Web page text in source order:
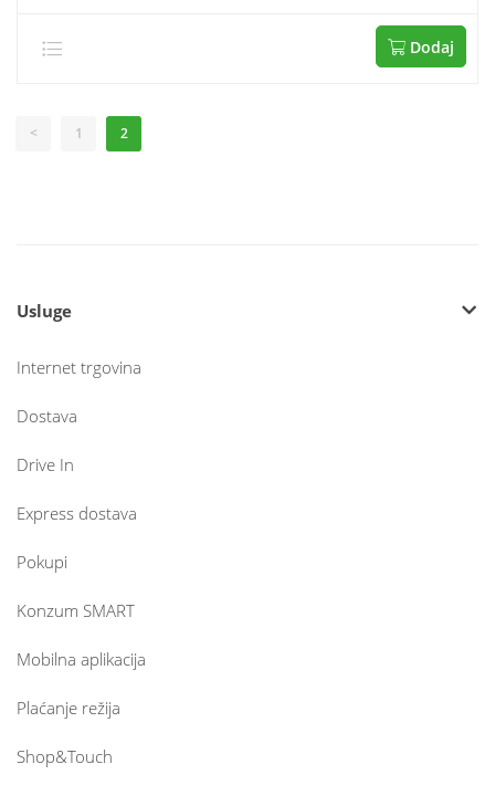
Dodaj
< 1 2
Usluge
Internet trgovina
Dostava
Drive In
Express dostava
Pokupi
Konzum SMART
Mobilna aplikacija
Plaćanje režija
Shop&Touch